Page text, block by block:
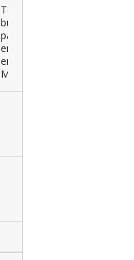
Team
building
para
empresas
en
Madrid